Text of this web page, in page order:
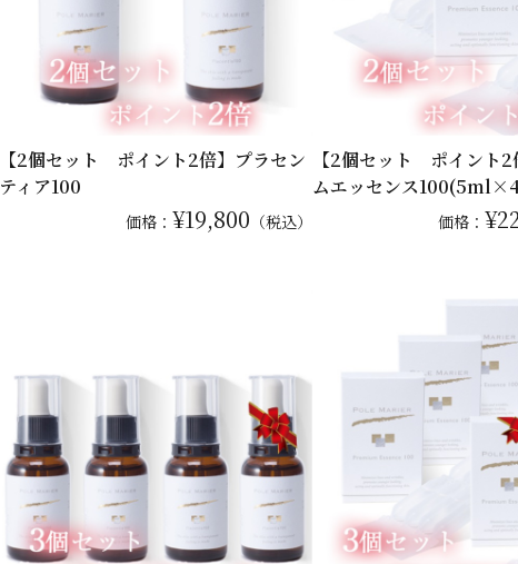
【2個セット ポイント2倍】プラセン
ティア100
価格： ¥19,800 （税込）
【2個セット ポイント2
ムエッセンス
価格：